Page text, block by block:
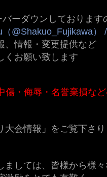
ーダウンしております
（@Shakuo_Fujikawa）
、情報・変更提供など
くお願い致します
傷・侮辱・名誉棄損な
大会情報」をご覧下さり
ましては、皆様から様